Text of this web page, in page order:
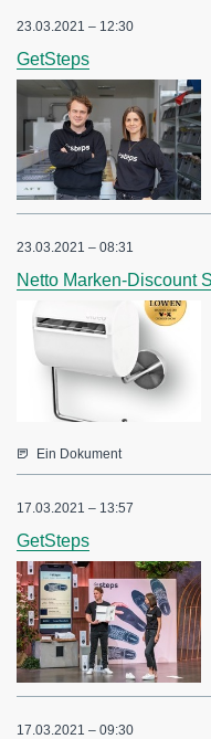
23.03.2021 – 12:30
GetSteps
23.03.2021 – 08:31
Netto Marken-Discount
Ein Dokument
17.03.2021 – 13:57
GetSteps
17.03.2021 – 09:30